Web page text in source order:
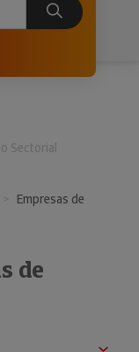
Sectorial
Empresas de
de